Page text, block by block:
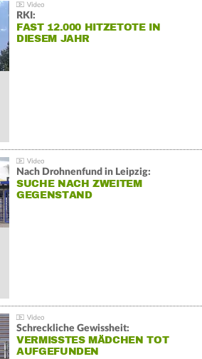
RKI:
FAST 12.000 HITZETOTE IN
DIESEM JAHR
Nach Drohnenfund in Leipzig:
SUCHE NACH ZWEITEM
GEGENSTAND
Schreckliche Gewissheit:
VERMISSTES MÄDCHEN TOT
AUFGEFUNDEN